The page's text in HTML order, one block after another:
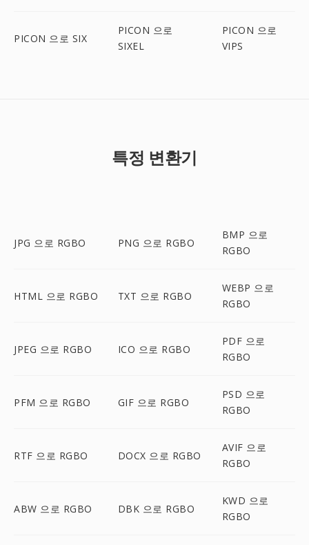
PICON 으로 SIX
PICON 으로
SIXEL
PICON 으로
VIPS
특정 변환기
JPG 으로 RGBO PNG 으로 RGBO
BMP 으로
RGBO
HTML 으로 RGBO TXT 으로 RGBO
WEBP 으로
RGBO
JPEG 으로 RGBO ICO 으로 RGBO
PDF 으로
RGBO
PFM 으로 RGBO GIF 으로 RGBO
PSD 으로
RGBO
RTF 으로 RGBO DOCX 으로 RGBO
AVIF 으로
RGBO
ABW 으로 RGBO DBK 으로 RGBO
KWD 으로
RGBO